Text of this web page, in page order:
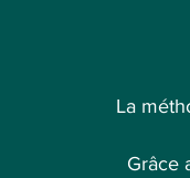
La
Grâce